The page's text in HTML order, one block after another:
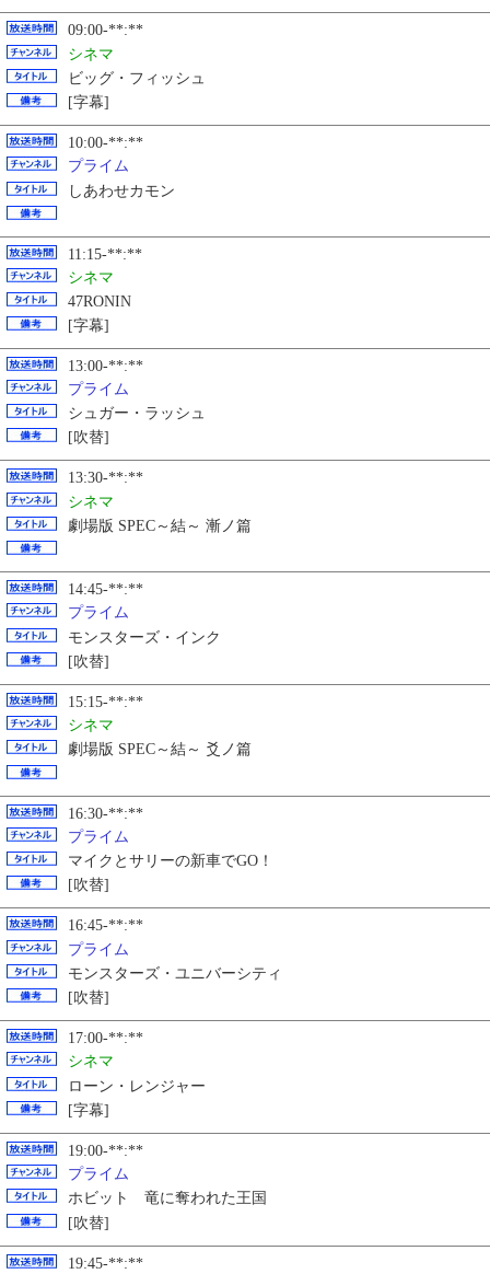
09:00-**:**
シネマ
ビッグ・フィッシュ
[字幕]
10:00-**:**
プライム
しあわせカモン
11:15-**:**
シネマ
47RONIN
[字幕]
13:00-**:**
プライム
シュガー・ラッシュ
[吹替]
13:30-**:**
シネマ
劇場版 SPEC～結～ 漸ノ篇
14:45-**:**
プライム
モンスターズ・インク
[吹替]
15:15-**:**
シネマ
劇場版 SPEC～結～ 爻ノ篇
16:30-**:**
プライム
マイクとサリーの新車でGO！
[吹替]
16:45-**:**
プライム
モンスターズ・ユニバーシティ
[吹替]
17:00-**:**
シネマ
ローン・レンジャー
[字幕]
19:00-**:**
プライム
ホビット 竜に奪われた王国
[吹替]
19:45-**:**